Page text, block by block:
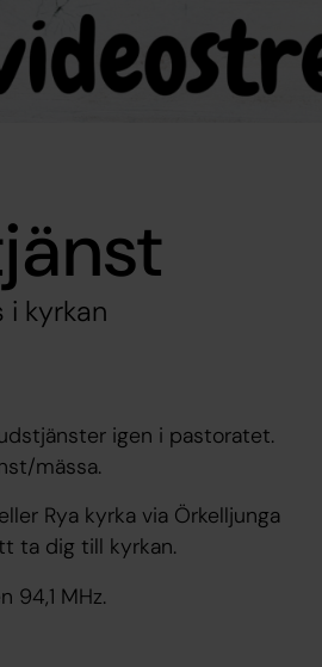
kyrkan
igen i pastoratet.
mässa.
Rya kyrka via Örkelljunga
ta dig till kyrkan.
94,1 MHz.